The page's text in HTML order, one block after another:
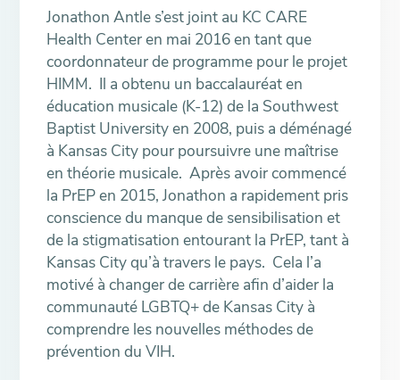
Jonathon Antle s’est joint au KC CARE
Health Center en mai 2016 en tant que
coordonnateur de programme pour le projet
HIMM. Il a obtenu un baccalauréat en
éducation musicale (K-12) de la Southwest
Baptist University en 2008, puis a déménagé
à Kansas City pour poursuivre une maîtrise
en théorie musicale. Après avoir commencé
la PrEP en 2015, Jonathon a rapidement pris
conscience du manque de sensibilisation et
de la stigmatisation entourant la PrEP, tant à
Kansas City qu’à travers le pays. Cela l’a
motivé à changer de carrière afin d’aider la
communauté LGBTQ+ de Kansas City à
comprendre les nouvelles méthodes de
prévention du VIH.